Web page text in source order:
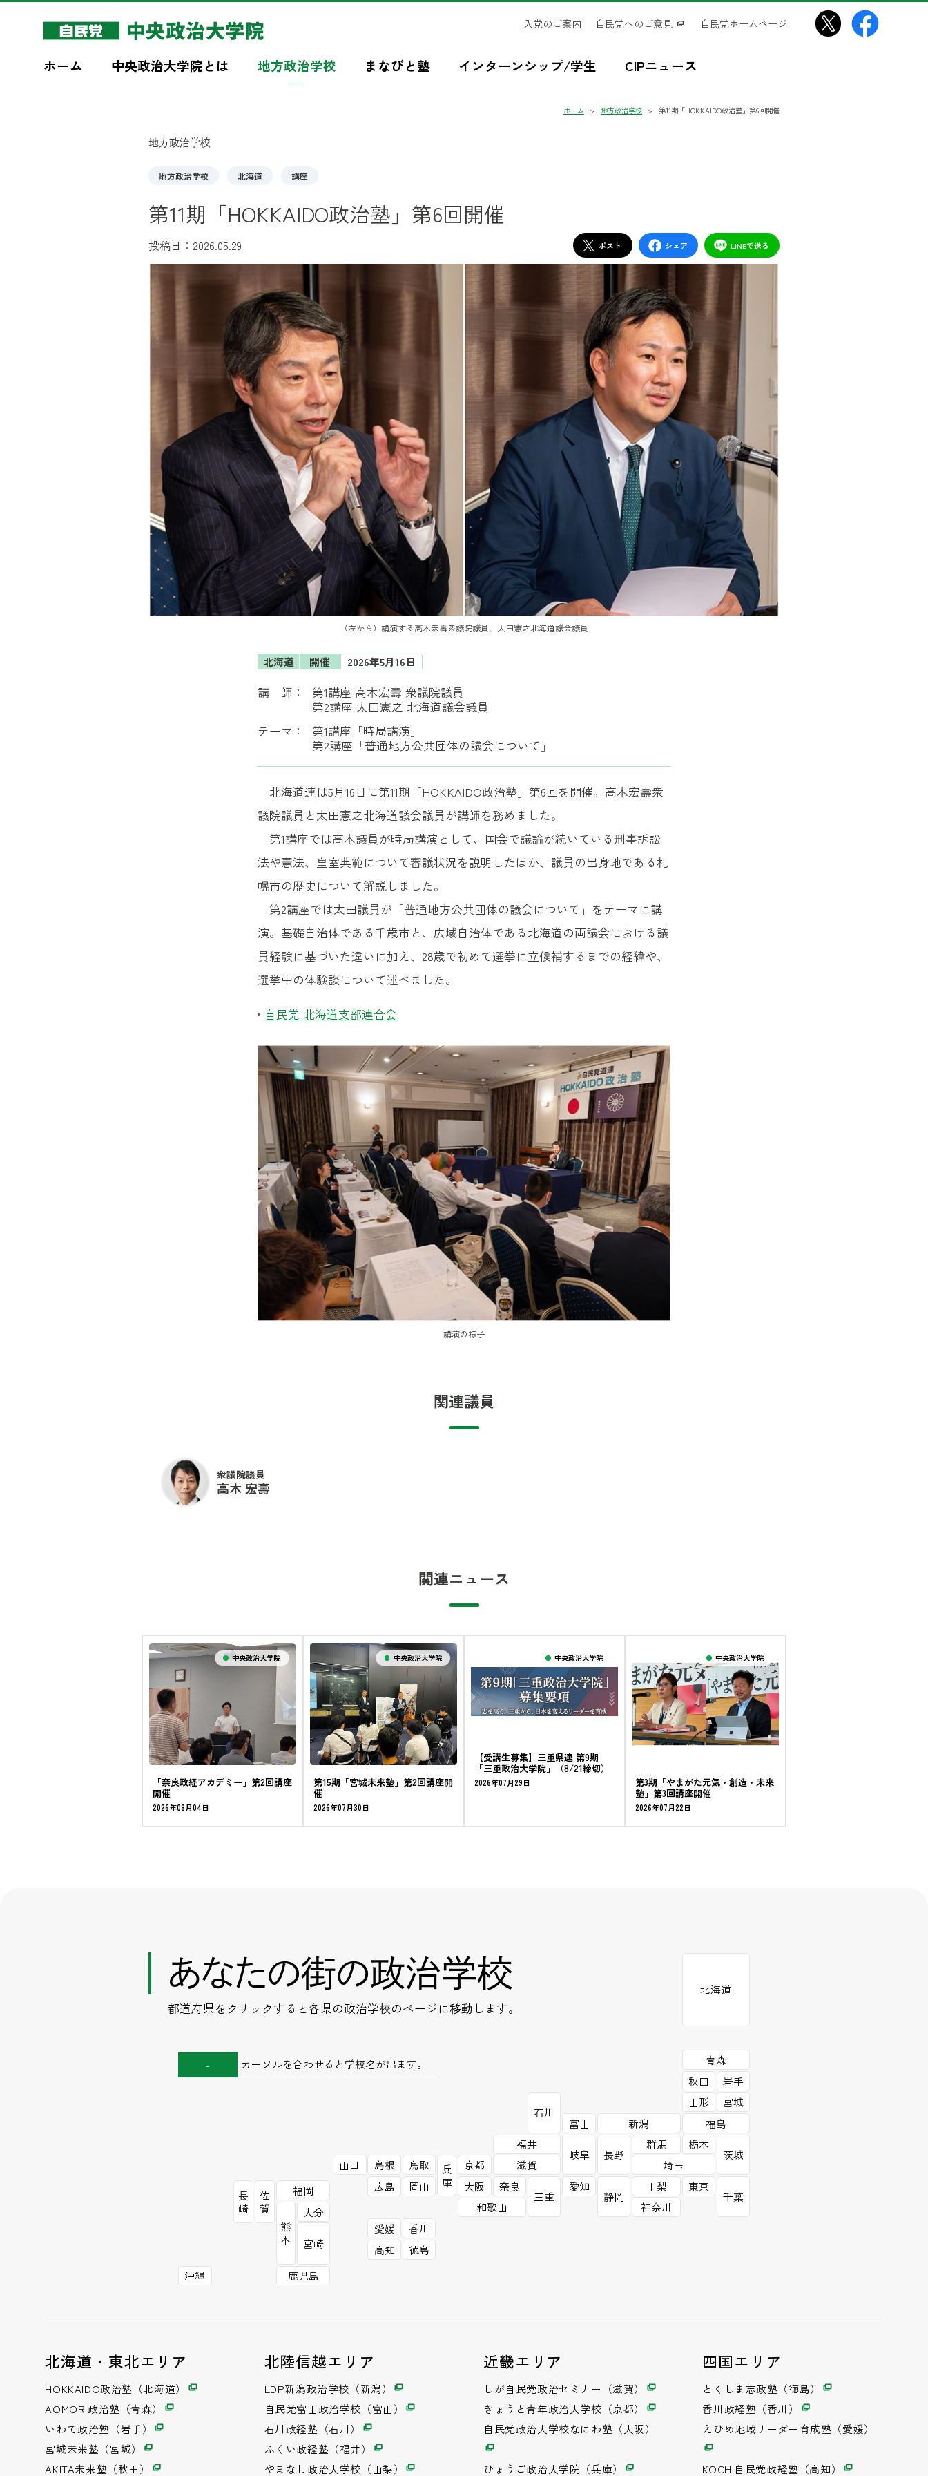
このページの本文へ移動
ホーム 中央政治大学院とは 地方政治学校 まなびと塾 インターンシップ/学生 CIPニュース
入党のご案内 自民党へのご意見 自民党ホームページ
ホーム 地方政治学校 第11期「HOKKAIDO政治塾」第6回開催
地方政治学校
地方政治学校 北海道 講座
第11期「HOKKAIDO政治塾」第6回開催
投稿日：2026.05.29 ポスト シェア LINEで送る
（左から）講演する高木宏壽衆議院議員、太田憲之北海道議会議員
北海道 開催 2026年5月16日
講 師：
第1講座 高木宏壽 衆議院議員
第2講座 太田憲之 北海道議会議員
テーマ：
第1講座「時局講演」
第2講座「普通地方公共団体の議会について」
北海道連は5月16日に第11期「HOKKAIDO政治塾」第6回を開催。高木宏壽衆
議院議員と太田憲之北海道議会議員が講師を務めました。
第1講座では高木議員が時局講演として、国会で議論が続いている刑事訴訟
法や憲法、皇室典範について審議状況を説明したほか、議員の出身地である札
幌市の歴史について解説しました。
第2講座では太田議員が「普通地方公共団体の議会について」をテーマに講
演。基礎自治体である千歳市と、広域自治体である北海道の両議会における議
員経験に基づいた違いに加え、28歳で初めて選挙に立候補するまでの経緯や、
選挙中の体験談について述べました。
自民党 北海道支部連合会
講演の様子
関連議員
衆議院議員
高木 宏壽
関連ニュース
中央政治大学院
「奈良政経アカデミー」第2回講座
開催
2026年08月04日
中央政治大学院
第15期「宮城未来塾」第2回講座開
催
2026年07月30日
中央政治大学院
【受講生募集】三重県連 第9期
「三重政治大学院」（8/21締切）
2026年07月29日
中央政治大学院
第3期「やまがた元気・創造・未来
塾」第3回講座開催
2026年07月22日
あなたの街の政治学校
都道府県をクリックすると各県の政治学校のページに移動します。
- カーソルを合わせると学校名が出ます。
北海道
青森
岩手
宮城
秋田
山形
福島
茨城
栃木
群馬
埼玉
千葉
東京
神奈川
新潟
富山
石川
福井
山梨
長野
岐阜
静岡
愛知
三重
滋賀
京都
大阪
兵
庫
奈良
和歌山
鳥取
島根
岡山
広島
山口
徳島
香川
愛媛
高知
福岡
佐
賀
長
崎
熊
本
大分
宮崎
鹿児島
沖縄
北海道・東北エリア
HOKKAIDO政治塾（北海道）
AOMORI政治塾（青森）
いわて政治塾（岩手）
宮城未来塾（宮城）
AKITA未来塾（秋田）
北陸信越エリア
LDP新潟政治学校（新潟）
自民党富山政治学校（富山）
石川政経塾（石川）
ふくい政経塾（福井）
やまなし政治大学校（山梨）
近畿エリア
しが自民党政治セミナー（滋賀）
きょうと青年政治大学校（京都）
自民党政治大学校なにわ塾（大阪）
ひょうご政治大学院（兵庫）
四国エリア
とくしま志政塾（徳島）
香川政経塾（香川）
えひめ地域リーダー育成塾（愛媛）
KOCHI自民党政経塾（高知）